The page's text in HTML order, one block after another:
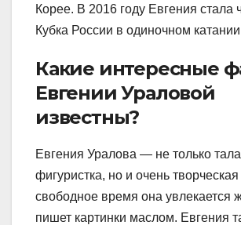
Корее. В 2016 году Евгения стала
Кубка России в одиночном
Какие интересные
Евгении Ураловой
известны?
Евгения Уралова — не только
фигуристка, но и очень
свободное время она увлекается
пишет картинки маслом. Евгения